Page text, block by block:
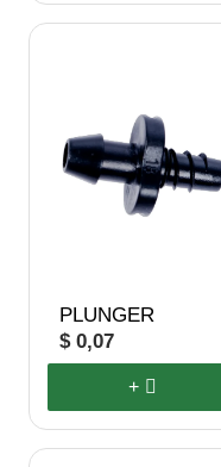
PLUNGER
$ 0,07
+